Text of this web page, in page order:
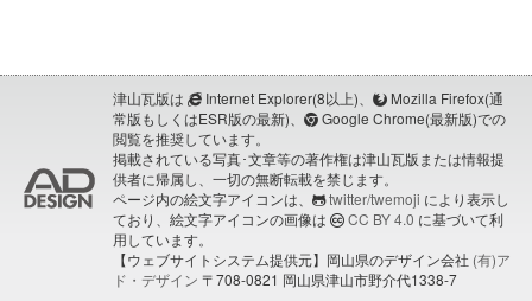
津山瓦版は Internet Explorer(8以上)、
Mozilla Firefox(通
常版もしくはESR版の最新)、
Google Chrome(最新版)での
閲覧を推奨しています。
掲載されている写真･文章等の著作権は津山瓦版または情報提
供者に帰属し、一切の無断転載を禁じます。
ページ内の絵文字アイコンは、
twitter/twemoji により表示し
ており、絵文字アイコンの画像は
CC BY 4.0 に基づいて利
用しています。
【ウェブサイトシステム提供元】岡山県のデザイン会社 (有)ア
ド・デザイン 〒708-0821 岡山県津山市野介代1338-7